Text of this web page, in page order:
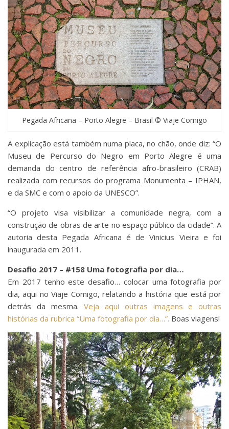
Pegada Africana – Porto Alegre – Brasil © Viaje Comigo
A explicação está também numa placa, no chão, onde diz: “O
Museu de Percurso do Negro em Porto Alegre é uma
demanda do centro de referência afro-brasileiro (CRAB)
realizada com recursos do programa Monumenta – IPHAN,
e da SMC e com o apoio da UNESCO”.
“O projeto visa visibilizar a comunidade negra, com a
construção de obras de arte no espaço público da cidade”. A
autoria desta Pegada Africana é de Vinicius Vieira e foi
inaugurada em 2011.
Desafio 2017 – #158 Uma fotografia por dia…
Em 2017 tenho este desafio… colocar uma fotografia por
dia, aqui no Viaje Comigo, relatando a história que está por
detrás da mesma.Veja aqui outras imagens e outras
histórias da rubrica “Uma fotografia por dia…”. Boas viagens!